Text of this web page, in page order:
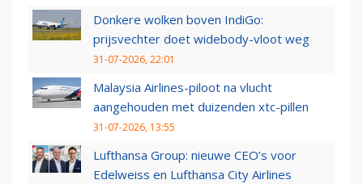
Donkere wolken boven IndiGo:
prijsvechter doet widebody-vloot weg
31-07-2026, 22:01
Malaysia Airlines-piloot na vlucht
aangehouden met duizenden xtc-pillen
31-07-2026, 13:55
Lufthansa Group: nieuwe CEO’s voor
Edelweiss en Lufthansa City Airlines